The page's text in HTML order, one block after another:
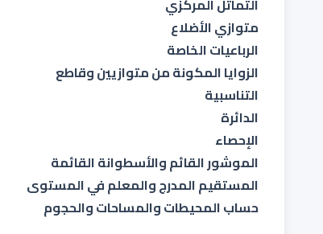
التماثل المركزي
متوازي الأضلاع
الرباعيات الخاصة
الزوايا المكونة من متوازيين وقاطع
التناسبية
الدائرة
الإحصاء
الموشور القائم والأسطوانة القائمة
المستقيم المدرج والمعلم في المستوى
حساب المحيطات والمساحات والحجوم